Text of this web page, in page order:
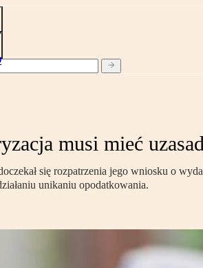
musi mieć
się rozpatrzenia jego wniosku o
unikaniu opodatkowania.